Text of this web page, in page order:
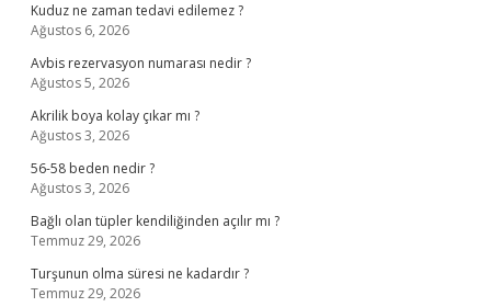
Kuduz ne zaman tedavi edilemez ?
Ağustos 6, 2026
Avbis rezervasyon numarası nedir ?
Ağustos 5, 2026
Akrilik boya kolay çıkar mı ?
Ağustos 3, 2026
56-58 beden nedir ?
Ağustos 3, 2026
Bağlı olan tüpler kendiliğinden açılır mı ?
Temmuz 29, 2026
Turşunun olma süresi ne kadardır ?
Temmuz 29, 2026